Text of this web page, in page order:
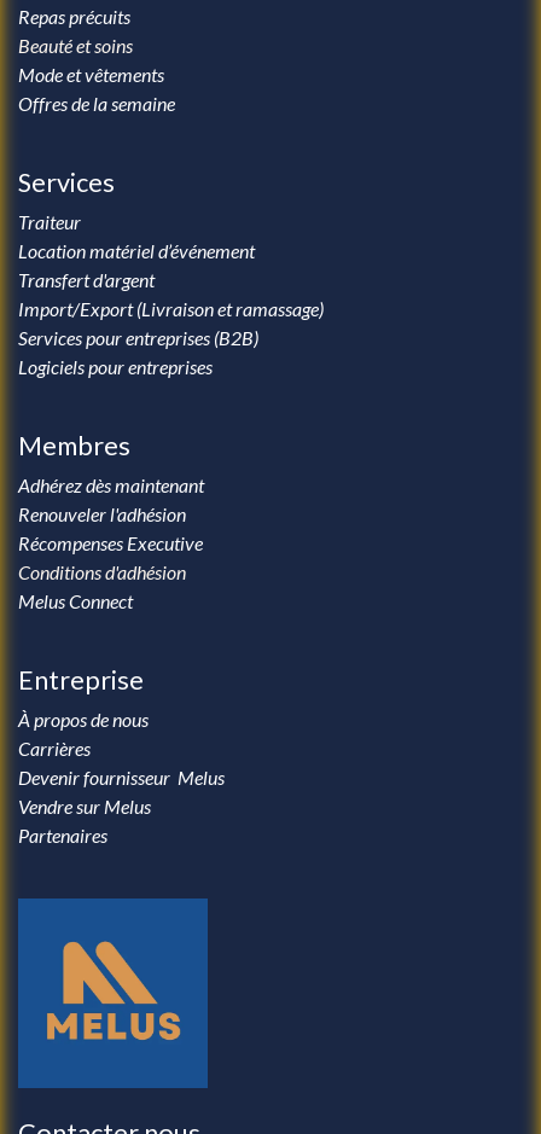
Repas précuits
Beauté et soins
Mode et vêtements
Offres de la semaine
Services
Traiteur
Location matériel d’événement
Transfert d'argent
Import/Export (Livraison et ramassage)
Services pour entreprises (B2B)
Logiciels pour entreprises
Membres
Adhérez dès maintenant
Renouveler l'adhésion
Récompenses Executive
Conditions d'adhésion
Melus Connect
Entreprise
À propos de nous
Carrières
Devenir fournisseur Melus
Vendre sur Melus
Partenaires